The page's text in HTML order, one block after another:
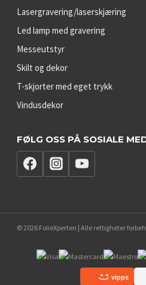
Lasergravering/laserskjæring
Led lamp med gravering
Messeutstyr
Skilt og dekor
T-skjorter med eget trykk
Vindusdekor
FØLG OSS PÅ SOSIALE
© 2026 FolieXperten | Alle rettigheter
vipps